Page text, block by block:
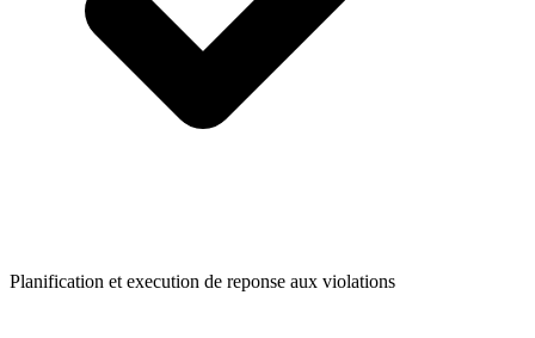
Planification et execution de reponse aux violations